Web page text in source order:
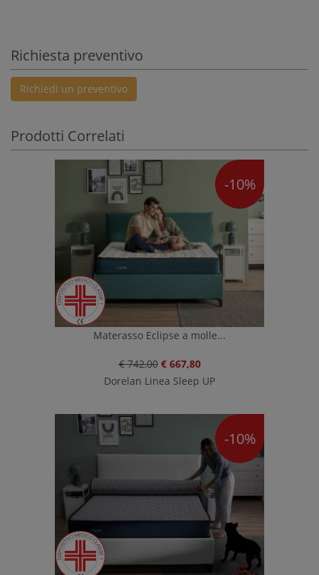
Richiesta preventivo
Richiedi un preventivo
Prodotti Correlati
-10%
Materasso Eclipse a molle...
€ 742,00 € 667,80
Dorelan Linea Sleep UP
-10%